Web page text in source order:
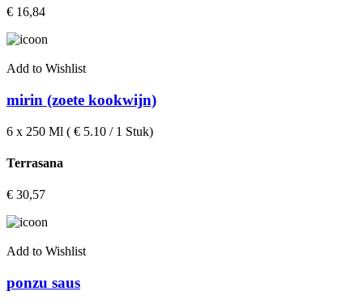
€ 16,84
Add to Wishlist
mirin (zoete kookwijn)
6 x 250 Ml ( € 5.10 / 1 Stuk)
Terrasana
€ 30,57
Add to Wishlist
ponzu saus